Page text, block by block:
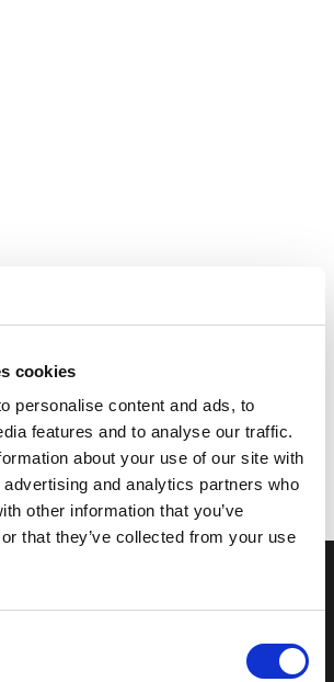
cookies
personalise content and ads, to
features and to analyse our traffic.
about your use of our site with
and analytics partners who
other information that you’ve
that they’ve collected from your use
Eine breite